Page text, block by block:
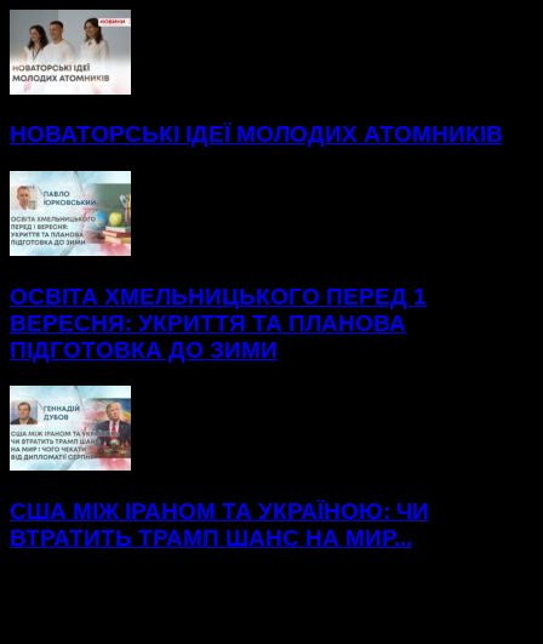
НОВАТОРСЬКІ ІДЕЇ МОЛОДИХ АТОМНИКІВ
ОСВІТА ХМЕЛЬНИЦЬКОГО ПЕРЕД 1
ВЕРЕСНЯ: УКРИТТЯ ТА ПЛАНОВА
ПІДГОТОВКА ДО ЗИМИ
США МІЖ ІРАНОМ ТА УКРАЇНОЮ: ЧИ
ВТРАТИТЬ ТРАМП ШАНС НА МИР...